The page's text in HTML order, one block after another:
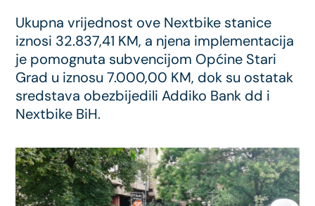
Ukupna vrijednost ove Nextbike stanice
iznosi 32.837,41 KM, a njena implementacija
je pomognuta subvencijom Općine Stari
Grad u iznosu 7.000,00 KM, dok su ostatak
sredstava obezbijedili Addiko Bank dd i
Nextbike BiH.